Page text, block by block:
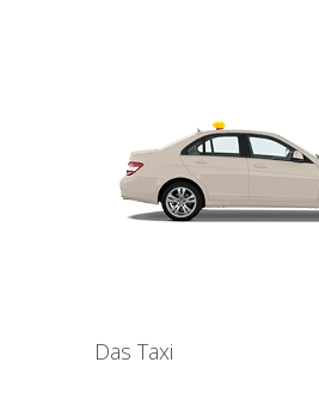
Das Taxi